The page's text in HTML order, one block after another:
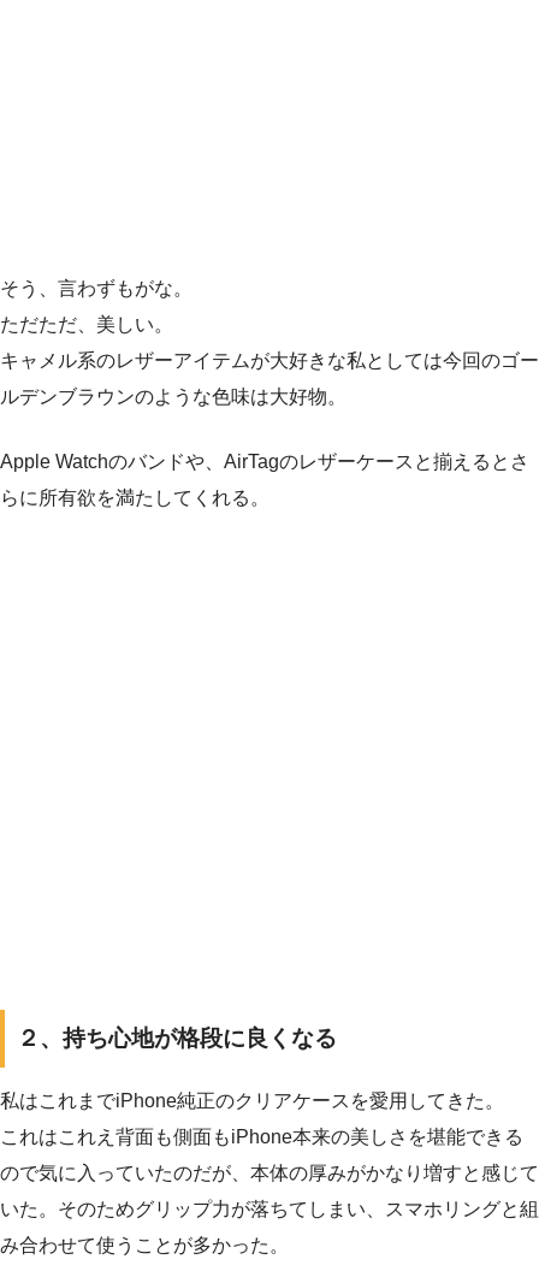
そう、言わずもがな。
ただただ、美しい。
キャメル系のレザーアイテムが大好きな私としては今回のゴー
ルデンブラウンのような色味は大好物。
Apple Watchのバンドや、AirTagのレザーケースと揃えるとさ
らに所有欲を満たしてくれる。
２、持ち心地が格段に良くなる
私はこれまでiPhone純正のクリアケースを愛用してきた。
これはこれえ背面も側面もiPhone本来の美しさを堪能できる
ので気に入っていたのだが、本体の厚みがかなり増すと感じて
いた。そのためグリップ力が落ちてしまい、スマホリングと組
み合わせて使うことが多かった。